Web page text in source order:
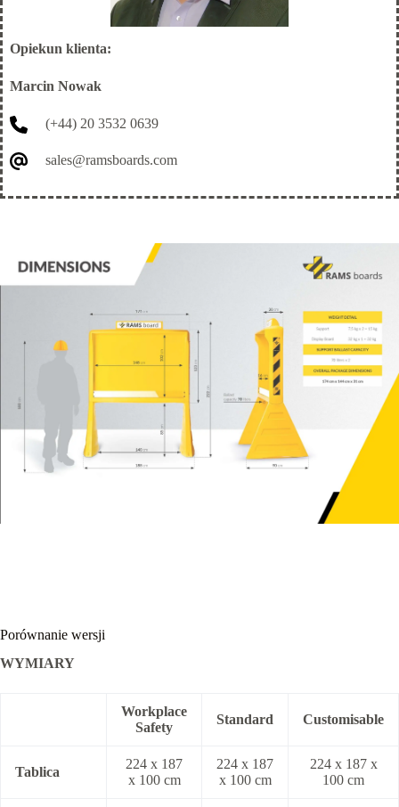
Opiekun klienta:
Marcin Nowak
(+44) 20 3532 0639
sales@ramsboards.com
Porównanie wersji
WYMIARY
Workplace
Safety
Standard Customisable
Tablica
224 x 187
x 100 cm
224 x 187
x 100 cm
224 x 187 x
100 cm